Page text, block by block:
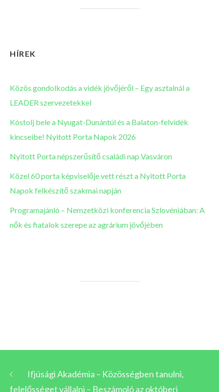
HÍREK
Közös gondolkodás a vidék jövőjéről – Egy asztalnál a
LEADER szervezetekkel
Kóstolj bele a Nyugat-Dunántúl és a Balaton-felvidék
kincseibe! Nyitott Porta Napok 2026
Nyitott Porta népszerűsítő családi nap Vasváron
Közel 60 porta képviselője vett részt a Nyitott Porta
Napok felkészítő szakmai napján
Programajánló – Nemzetközi konferencia Szlovéniában: A
nők és fiatalok szerepe az agrárium jövőjében
Ifjúsági Akadémia – Közösségben tanulni,
felelősséget vállalni – Beszámoló az októberi